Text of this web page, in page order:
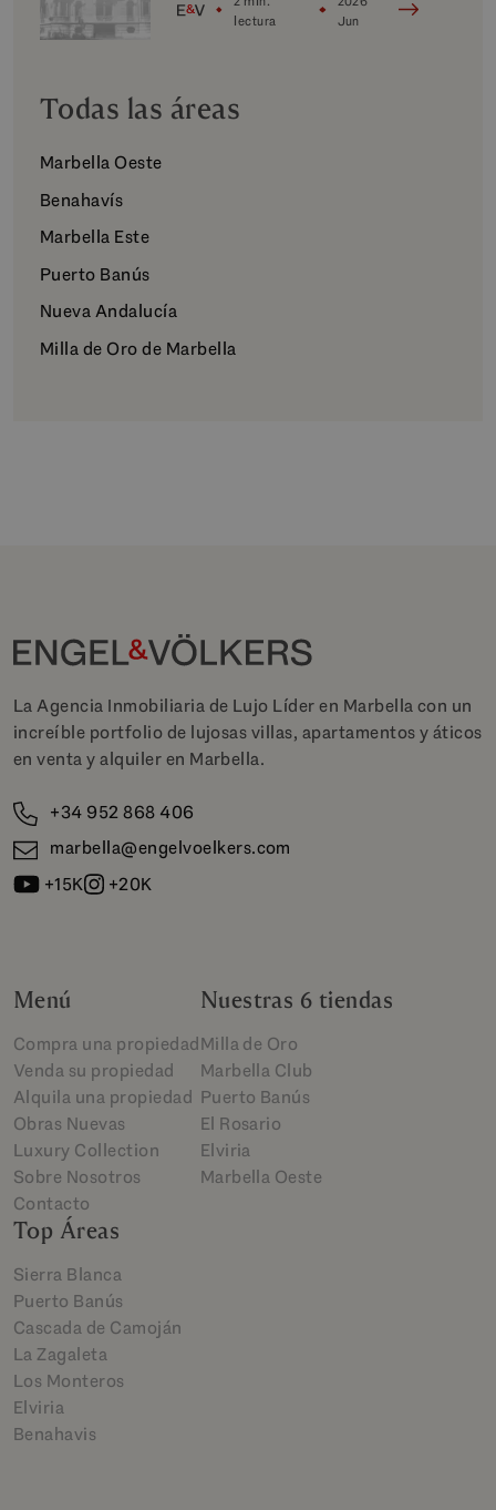
culturalectura
Jun
Todas las áreas
Marbella Oeste
Benahavís
Marbella Este
Puerto Banús
Nueva Andalucía
Milla de Oro de Marbella
La Agencia Inmobiliaria de Lujo Líder en Marbella con un
increíble portfolio de lujosas villas, apartamentos y áticos
en venta y alquiler en Marbella.
+34 952 868 406
marbella@engelvoelkers.com
+15K
+20K
Menú
Compra una propiedad
Venda su propiedad
Alquila una propiedad
Obras Nuevas
Luxury Collection
Sobre Nosotros
Contacto
Nuestras 6 tiendas
Milla de Oro
Marbella Club
Puerto Banús
El Rosario
Elviria
Marbella Oeste
Top Áreas
Sierra Blanca
Puerto Banús
Cascada de Camoján
La Zagaleta
Los Monteros
Elviria
Benahavis